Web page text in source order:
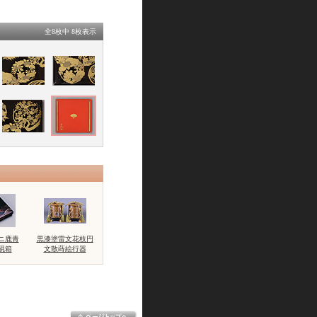
全8枚中 8枚表示
鹿青
箱
黒漆塗雷文花枝円
文散蒔絵行器